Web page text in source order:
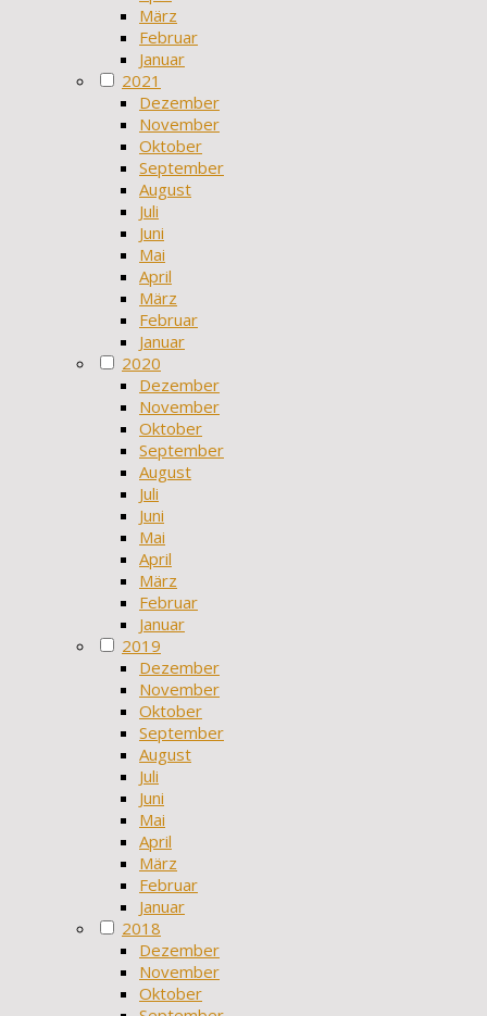
März
Februar
Januar
2021
Dezember
November
Oktober
September
August
Juli
Juni
Mai
April
März
Februar
Januar
2020
Dezember
November
Oktober
September
August
Juli
Juni
Mai
April
März
Februar
Januar
2019
Dezember
November
Oktober
September
August
Juli
Juni
Mai
April
März
Februar
Januar
2018
Dezember
November
Oktober